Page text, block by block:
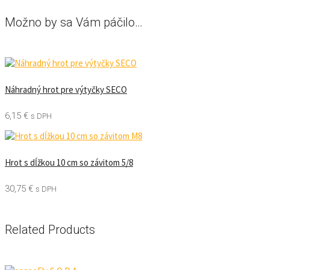
Možno by sa Vám páčilo…
Náhradný hrot pre výtyčky SECO
6,15 € s DPH
Hrot s dĺžkou 10 cm so závitom 5/8
30,75 € s DPH
Related Products